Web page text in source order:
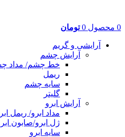
0 محصول 0 تومان
آرایشی و گریم
آرایش چشم
خط چشم/ مداد
ریمل
سایه چشم
گلیتر
آرایش ابرو
مداد ابرو/ ریمل
ژل ابرو/صابون
سایه ابرو